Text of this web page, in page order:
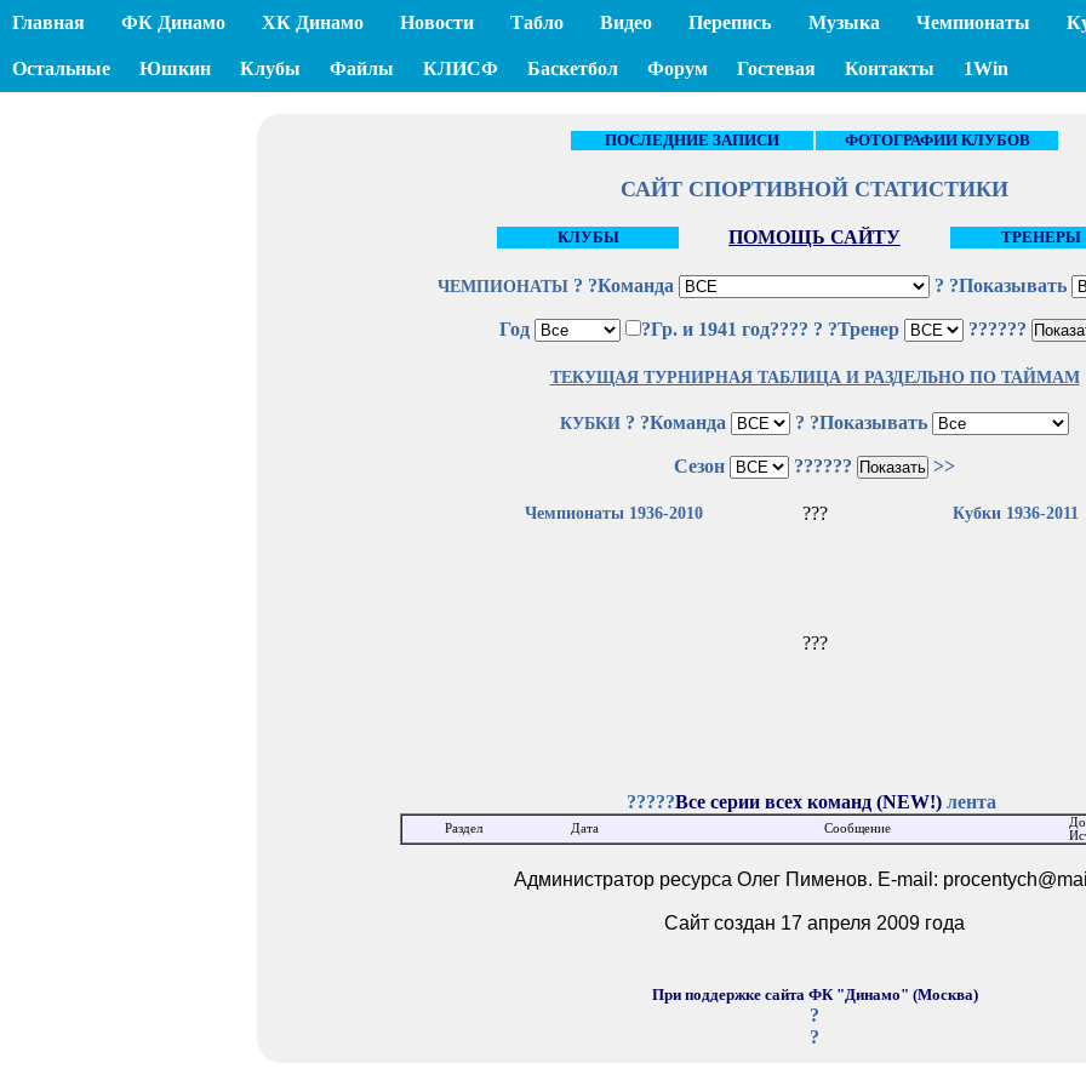
Главная ФК Динамо ХК Динамо Новости Табло Видео Перепись Музыка Чемпионаты
Остальные Юшкин Клубы Файлы КЛИСФ Баскетбол Форум Гостевая Контакты 1Win
ПОСЛЕДНИЕ ЗАПИСИ ФОТОГРАФИИ КЛУБОВ
САЙТ СПОРТИВНОЙ СТАТИСТИКИ
КЛУБЫ ПОМОЩЬ САЙТУ ТРЕНЕРЫ
ЧЕМПИОНАТЫ ? ?Команда ? ?Показывать
Год ?Гр. и 1941 год???? ? ?Тренер ??????
ТЕКУЩАЯ ТУРНИРНАЯ ТАБЛИЦА И РАЗДЕЛЬНО ПО ТАЙМАМ
КУБКИ ? ?Команда ? ?Показывать
Сезон ?????? >>
Чемпионаты 1936-2010 ??? Кубки 1936-2011
???
?????Все серии всех команд (NEW!) лента
Раздел Дата Сообщение
Администратор ресурса Олег Пименов. E-mail:
Сайт создан 17 апреля 2009 года
При поддержке сайта ФК "Динамо" (Москва)
?
?